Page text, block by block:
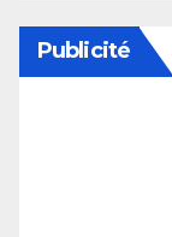
Publicité